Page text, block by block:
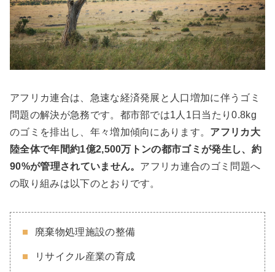
アフリカ連合は、急速な経済発展と人口増加に伴うゴミ
問題の解決が急務です。都市部では1人1日当たり0.8kg
のゴミを排出し、年々増加傾向にあります。 アフリカ大
陸全体で年間約1億2,500万トンの都市ゴミが発生し、約
90%が管理されていません。 アフリカ連合のゴミ問題へ
の取り組みは以下のとおりです。
廃棄物処理施設の整備
リサイクル産業の育成